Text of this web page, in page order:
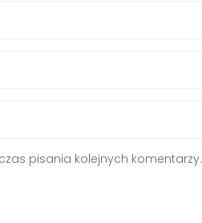
pisania kolejnych komentarzy.